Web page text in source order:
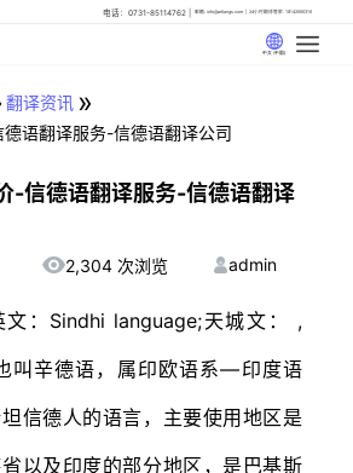
电话：0731-85114762 邮箱: info@artlangs.com 24小时翻译管家: 18142666316
中文 (中国)
翻译资讯 »
语翻译服务-信德语翻译公司
-信德语翻译服务-信德语翻译
2,304 次浏览 admin
Sindhi language;天城文： ‎,
叫辛德语，属印欧语系—印度语
信德人的语言，主要使用地区是
以及印度的部分地区，是巴基斯